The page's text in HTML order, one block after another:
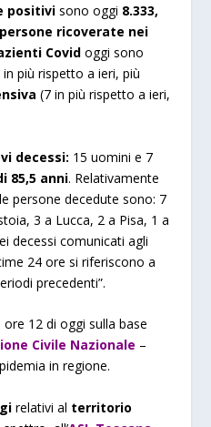
positivi sono oggi 8.333,
persone ricoverate nei
Covid oggi sono
in più rispetto a ieri, più
(7 in più rispetto a ieri,
decessi: 15 uomini e 7
85,5 anni. Relativamente
persone decedute sono: 7
3 a Lucca, 2 a Pisa, 1 a
decessi comunicati agli
24 ore si riferiscono a
precedenti”.
12 di oggi sulla base
Civile Nazionale –
in regione.
relativi al territorio